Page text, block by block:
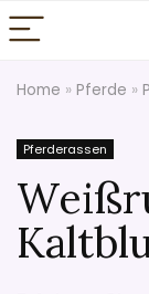
Home » Pferde »
Pferderassen